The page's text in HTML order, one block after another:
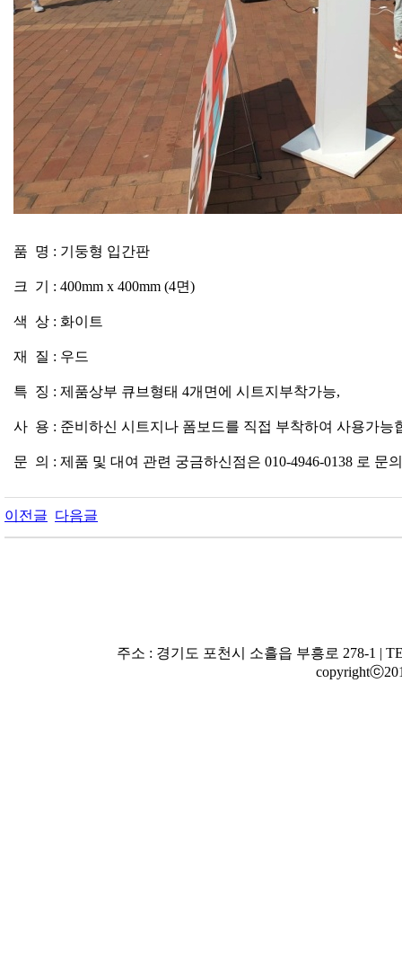
품 명 : 기둥형 입간판
크 기 : 400mm x 400mm (4면)
색 상 : 화이트
재 질 : 우드
특 징 : 제품상부 큐브형태 4개면에 시트지부착가능,
사 용 : 준비하신 시트지나 폼보드를 직접 부착하여 사용가능
문 의 : 제품 및 대여 관련 궁금하신점은 010-4946-0138 로 문
이전글 다음글
주소 : 경기도 포천시 소흘읍 부흥로 278-1 |